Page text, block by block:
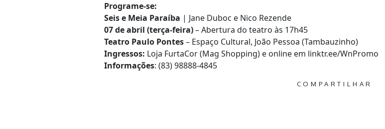
Programe-se:
Seis e Meia Paraíba | Jane Duboc e Nico Rezende
07 de abril (terça-feira)– Abertura do teatro às 17h45
Teatro Paulo Pontes– Espaço Cultural, João Pessoa (Tambauzinho)
Ingressos: Loja FurtaCor (Mag Shopping) e online em linktr.ee/WnPromo
Informações: (83) 98888-4845
COMPARTILHAR